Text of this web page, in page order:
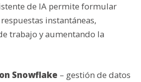
de IA permite formular
instantáneas,
trabajo y aumentando la
Snowflake – gestión de datos